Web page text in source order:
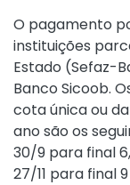
O pagamento
instituições
Estado (Sefaz-
Banco Sicoob.
cota única ou
ano são os
30/9 para final
27/11 para final